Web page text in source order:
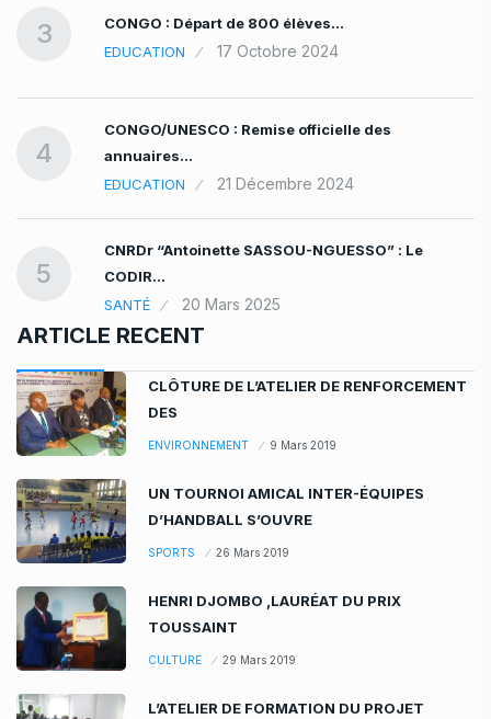
3
CONGO : Départ de 800 élèves…
EDUCATION
17 Octobre 2024
4
CONGO/UNESCO : Remise officielle des
annuaires…
EDUCATION
21 Décembre 2024
5
CNRDr “Antoinette SASSOU-NGUESSO” : Le
CODIR…
SANTÉ
20 Mars 2025
ARTICLE RECENT
CLÔTURE DE L’ATELIER DE RENFORCEMENT
DES
ENVIRONNEMENT 9 Mars 2019
UN TOURNOI AMICAL INTER-ÉQUIPES
D’HANDBALL S’OUVRE
SPORTS 26 Mars 2019
HENRI DJOMBO ,LAURÉAT DU PRIX
TOUSSAINT
CULTURE 29 Mars 2019
L’ATELIER DE FORMATION DU PROJET